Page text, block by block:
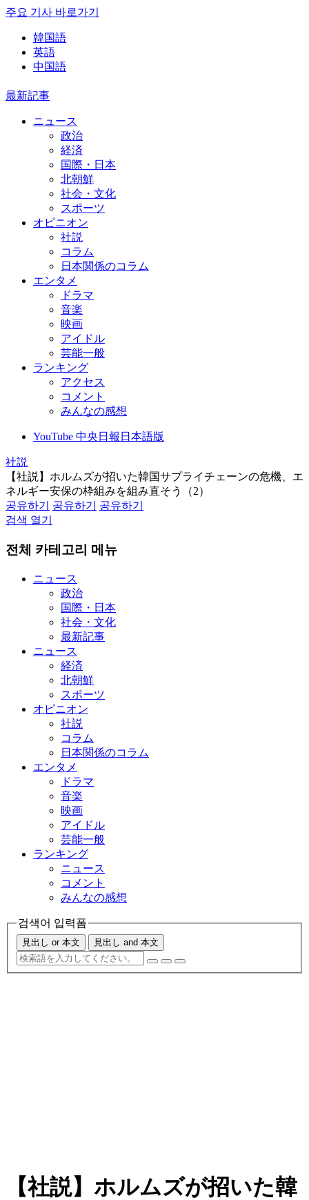
주요 기사 바로가기
韓国語
英語
中国語
最新記事
ニュース
政治
経済
国際・日本
北朝鮮
社会・文化
スポーツ
オピニオン
社説
コラム
日本関係のコラム
エンタメ
ドラマ
音楽
映画
アイドル
芸能一般
ランキング
アクセス
コメント
みんなの感想
YouTube 中央日報日本語版
社説
【社説】ホルムズが招いた韓国サプライチェーンの危機、エ
ネルギー安保の枠組みを組み直そう（2）
공유하기
공유하기
공유하기
검색 열기
전체 카테고리 메뉴
ニュース
政治
国際・日本
社会・文化
最新記事
ニュース
経済
北朝鮮
スポーツ
オピニオン
社説
コラム
日本関係のコラム
エンタメ
ドラマ
音楽
映画
アイドル
芸能一般
ランキング
ニュース
コメント
みんなの感想
검색어 입력폼
見出し or 本文 見出し and 本文
【社説】ホルムズが招いた韓